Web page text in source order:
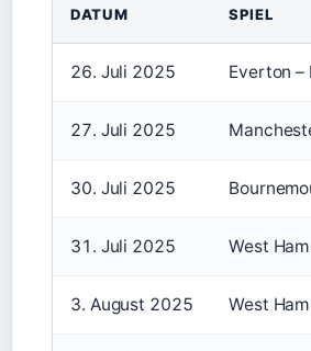
DATUM SPIEL
26. Juli 2025 Everton –
27. Juli 2025
30. Juli 2025
31. Juli 2025 West
3. August 2025 West